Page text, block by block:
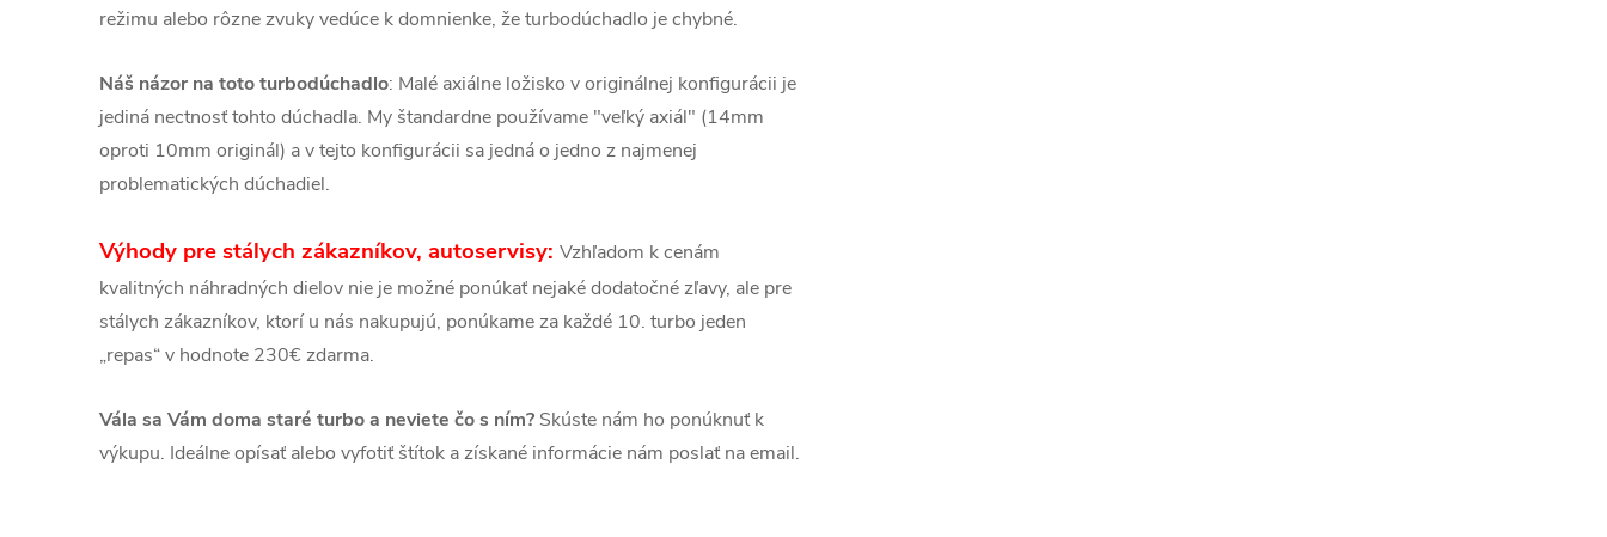
režimu alebo rôzne zvuky vedúce k domnienke, že turbodúchadlo je chybné.
Náš názor na toto turbodúchadlo: Malé axiálne ložisko v originálnej konfigurácii je
jediná nectnosť tohto dúchadla. My štandardne používame "veľký axiál" (14mm
oproti 10mm originál) a v tejto konfigurácii sa jedná o jedno z najmenej
problematických dúchadiel.
Výhody pre stálych zákazníkov, autoservisy: Vzhľadom k cenám
kvalitných náhradných dielov nie je možné ponúkať nejaké dodatočné zľavy, ale pre
stálych zákazníkov, ktorí u nás nakupujú, ponúkame za každé 10. turbo jeden
„repas“ v hodnote 230€ zdarma.
Vála sa Vám doma staré turbo a neviete čo s ním? Skúste nám ho ponúknuť k
výkupu. Ideálne opísať alebo vyfotiť štítok a získané informácie nám poslať na email.